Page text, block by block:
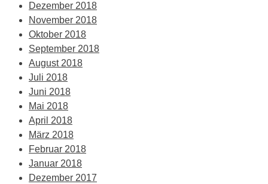
Dezember 2018
November 2018
Oktober 2018
September 2018
August 2018
Juli 2018
Juni 2018
Mai 2018
April 2018
März 2018
Februar 2018
Januar 2018
Dezember 2017